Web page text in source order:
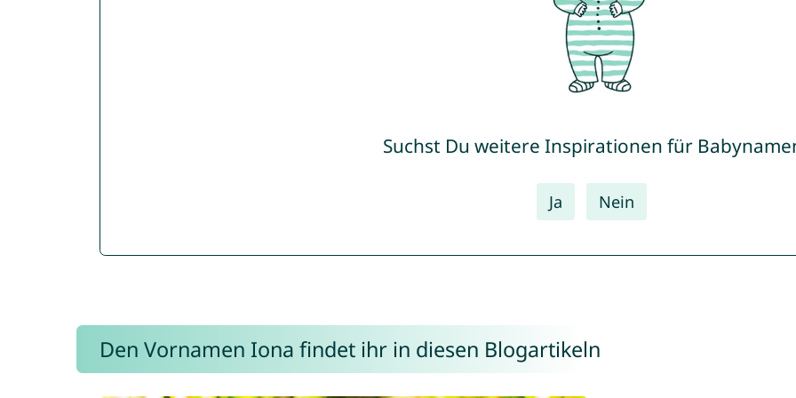
Suchst Du weitere Inspirationen für
Ja Nein
Den Vornamen Iona findet ihr in diesen Blogartikeln